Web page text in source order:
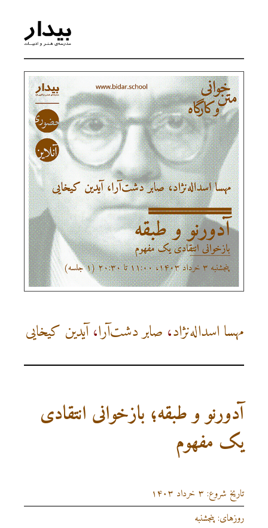
مهسا اسداله‌نژاد، صابر دشت‌آرا،آیدین کیخایی
آدورنو و طبقه؛ بازخوانی انتقادی
یک مفهوم
تاریخ شروع: ۳ خرداد ۱۴۰۳
روزهای: پنجشنبه